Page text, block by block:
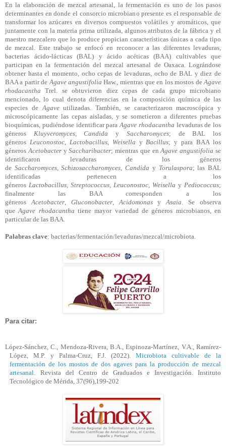
En la elaboración de mezcal artesanal, la fermentación es uno de los pasos
determinantes en donde el consorcio microbiano presente es el responsable de
transformar los azúcares en diversos compuestos volátiles y aromáticos, que
juntamente con la materia prima utilizada, algunos atributos de la fábrica y el
maestro mezcalero que lo produce propician características únicas a cada tipo
de mezcal. Este trabajo se enfocó en reconocer a las diferentes levaduras,
bacterias ácido-lácticas (BAL) y ácido acéticas (BAA) cultivables que
participan en la fermentación del mezcal artesanal de Oaxaca. Lográndose
obtener hasta el momento, ocho cepas de levaduras, ocho de BAL y diez de
BAA a partir de Agave angustifolia Haw., mientras que en los mostos deAgave
rhodacantha
Trel . se obtuvieron diez cepas de cada grupo microbiano
mencionado, lo cual denota diferencias en la composición química de las
especies de Agaveutilizadas. También, se caracterizaron macroscópica y
microscópicamente las cepas aisladas, y se sometieron a diferentes pruebas
bioquímicas, pudiéndose identificar para Agave rhodacantha levaduras de los
géneros Kluyveromyces,Candida y Saccharomyces; deBAL los
géneros Leuconostoc, Lactobacillus, Weisella y Bacillus; y para BAA los
géneros AcetobacterySaccharibacter; mientras que enAgave angustifolia se
identificaron levaduras de los géneros
de Saccharomyces,Schizosaccharomyces ,Candida y Torulaspora; las BAL
identificadas pertenecen a los
géneros Lactobacillus Streptococcus Leuconostoc Weisella y Pediococcus;
finalmente las BAA corresponden a los
géneros Acetobacter, Gluconobacter, AcidomonasyAsaia . Se observa
queAgave rhodacanthatiene mayor variedad de géneros microbianos, en
particular de las BAA.
Palabras clave: bacterias/fermentación/levaduras/mezcal/microbiota.
Para citar:
López-Sánchez, C., Mendoza-Rivera, B.A., Espinoza-Martínez, V.A., Ramírez-
López, M.P. y Palma-Cruz, F.J.
(2022).Microbiota cultivable de la
fermentación de los mostos de dos agaves para la producción de mezcal
artesanal. Revista del Centro de Graduados e Investigación. Instituto
Tecnológico de Mérida, 37(96),199-202